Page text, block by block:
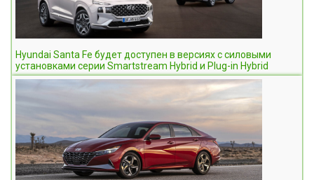
Hyundai Santa Fe будет доступен в версиях с силовыми
установками серии Smartstream Hybrid и Plug-in Hybrid